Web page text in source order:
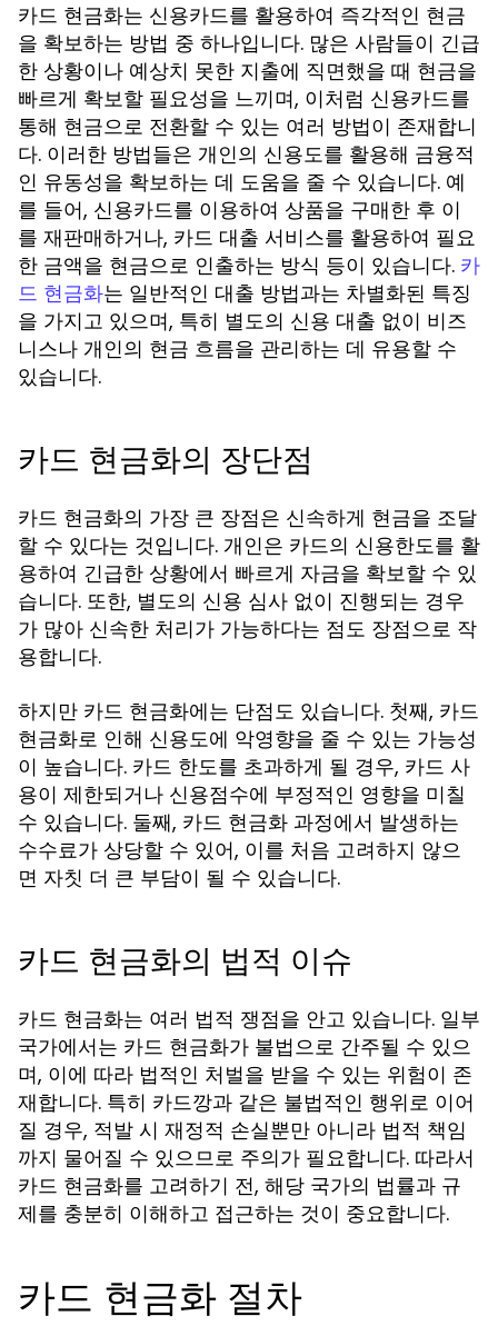
카드 현금화는 신용카드를 활용하여 즉각적인 현금
을 확보하는 방법 중 하나입니다. 많은 사람들이 긴급
한 상황이나 예상치 못한 지출에 직면했을 때 현금을
빠르게 확보할 필요성을 느끼며, 이처럼 신용카드를
통해 현금으로 전환할 수 있는 여러 방법이 존재합니
다. 이러한 방법들은 개인의 신용도를 활용해 금융적
인 유동성을 확보하는 데 도움을 줄 수 있습니다. 예
를 들어, 신용카드를 이용하여 상품을 구매한 후 이
를 재판매하거나, 카드 대출 서비스를 활용하여 필요
한 금액을 현금으로 인출하는 방식 등이 있습니다. 카
드 현금화는 일반적인 대출 방법과는 차별화된 특징
을 가지고 있으며, 특히 별도의 신용 대출 없이 비즈
니스나 개인의 현금 흐름을 관리하는 데 유용할 수
있습니다.
카드 현금화의 장단점
카드 현금화의 가장 큰 장점은 신속하게 현금을 조달
할 수 있다는 것입니다. 개인은 카드의 신용한도를 활
용하여 긴급한 상황에서 빠르게 자금을 확보할 수 있
습니다. 또한, 별도의 신용 심사 없이 진행되는 경우
가 많아 신속한 처리가 가능하다는 점도 장점으로 작
용합니다.
하지만 카드 현금화에는 단점도 있습니다. 첫째, 카드
현금화로 인해 신용도에 악영향을 줄 수 있는 가능성
이 높습니다. 카드 한도를 초과하게 될 경우, 카드 사
용이 제한되거나 신용점수에 부정적인 영향을 미칠
수 있습니다. 둘째, 카드 현금화 과정에서 발생하는
수수료가 상당할 수 있어, 이를 처음 고려하지 않으
면 자칫 더 큰 부담이 될 수 있습니다.
카드 현금화의 법적 이슈
카드 현금화는 여러 법적 쟁점을 안고 있습니다. 일부
국가에서는 카드 현금화가 불법으로 간주될 수 있으
며, 이에 따라 법적인 처벌을 받을 수 있는 위험이 존
재합니다. 특히 카드깡과 같은 불법적인 행위로 이어
질 경우, 적발 시 재정적 손실뿐만 아니라 법적 책임
까지 물어질 수 있으므로 주의가 필요합니다. 따라서
카드 현금화를 고려하기 전, 해당 국가의 법률과 규
제를 충분히 이해하고 접근하는 것이 중요합니다.
카드 현금화 절차